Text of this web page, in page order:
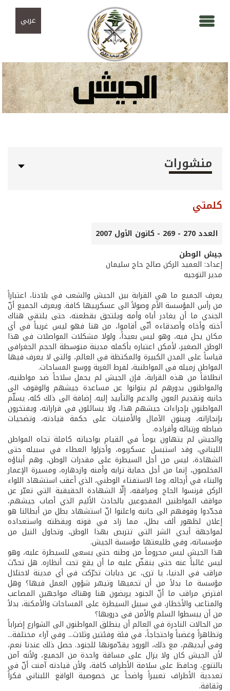
عربي
منشورات
كلمتي
العدد 270 - 269 - كانون الأول 2007
جيش الوطن
إعداد: العميد الركن صالح حاج سليمان
مدير التوجيه
يعرف الجميع ما هي القرابة بين الجيش والشعب في بلادنا، اعتباراً
من رأس المؤسسة الأم وصولاً الى عسكرييها كافة. ويعرف الجميع أنّ
الجندي ما أن يغادر أباه وأمه ويلتحق بقطعته، حتى يلتقي هناك
أخته وأخاه وأصدقاءه أنّى أقاموا، من هنا فهو ليس غريباً في أي
مكان يحل فيه، وهو ليس بعيداً، ولولا مشكلات المواصلات في هذا
الوطن الصغير، لأمكن اعتباره بأكمله مدينة متوسطة الحجم الجغرافي
قياساً على المدن الكبيرة والمكتظة في العالم، والتي لا يعرف فيها
المواطن زميله في المواطنية، لفرط الغربة ووسع المساحات.
انطلاقاً من هذه القرابة، فإن الجيش لم يحمل سلاحاً ضد مواطنيه،
والمواطنون بدورهم لم يتوانوا عن مساعدة جيشهم والوقوف الى
جانبه وتقديم العون والدعم والتأييد إليه. إضافة الى ذلك كله، يسلّم
المواطنون بإجراءات جيشهم هذا، ولا يسائلون في قراراته، ويفتخرون
بإنجازاته، ويبنون الآمال والأمنيات على حكمة قيادته، وتضحيات
ضباطه ورتبائه وأفراده.
والجيش لم يتهاون يوماً في القيام بواجباته كاملة تجاه المواطن
اللبناني، وقد استبسل عسكريوه، وأجزلوا العطاء في سبيله حتى
الشهادة، ليس من أجل السيطرة على مقدرات الوطن، وهم أبناؤه
المخلصون، إنما من أجل حماية ترابه وأمنه وازدهاره، ومسيرة الإعمار
والبناء في أرجائه. وما الاستفتاء الوطني، الذي أعقب استشهاد اللواء
الركن فرنسوا الحاج ومرافقه، إلّا الشهادة الحقيقية التي تعبّر عن
مواقف المواطنين المفجوعين بالحادث الأليم الذي أصاب جيشهم،
فجدّدوا وقوفهم الى جانبه واعلنوا انّ استشهاد بطل من أبطالنا هو
إعلان لظهور ألف بطل، مما زاد في قوته ويقظته واستعداده
لمواجهة أيدي الشر التي تتربص بهذا الوطن، وتحاول النيل من
مؤسساته، وفي طليعتها مؤسسة الجيش.
هذا الجيش ليس محروماً من وطنه حتى يسعى للسيطرة عليه، وهو
ليس غائباً عنه حتى ينقضّ عليه ما أن يقع تحت أنظاره. هل تحدّث
مراقب في الدنيا، يا ترى، عن دبابات تحرّكت في أي مدينة لاحتلال
مؤسسة ما بدلاً من أن تحميها وتيسّر شؤون العمل فيها؟ وهل
افترض مراقب ما أنّ الجنود يربضون هنا وهناك مواجهين المصاعب
والمتاعب والأخطار، في سبيل السيطرة على المساحات والأمكنة، بدلاً
من أن يبسطوا السلم والأمن في دروبها؟
من الحالات النادرة في العالم أن ينطلق المواطنون الى الشوارع إضراباً
وتظاهراً وغضباً واحتجاجاً، في فئة وفئتين وثلاث... وفي آراء مختلفة...
وفي أيديهم، مع ذلك، الورود يقدّمونها للجنود. حصل ذلك عندنا نعم،
لأن الجيش كان ولا يزال على مسافة واحدة من الجميع، ولأنه آمن
بالتنوع، وحافظ على سلامة الأطراف كافة، ولأن قيادته آمنت أنّ في
تعددية الأطراف تعبيراً واضحاً عن خصوصية الواقع اللبناني فكراً
وثقافة.